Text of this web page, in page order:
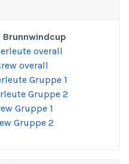
overall
overall
Gruppe 1
Gruppe 2
Gruppe 1
Gruppe 2